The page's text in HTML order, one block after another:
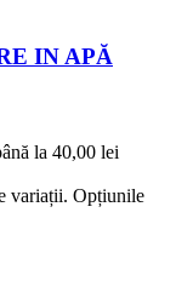
IN APĂ
la 40,00 lei
variații. Opțiunile